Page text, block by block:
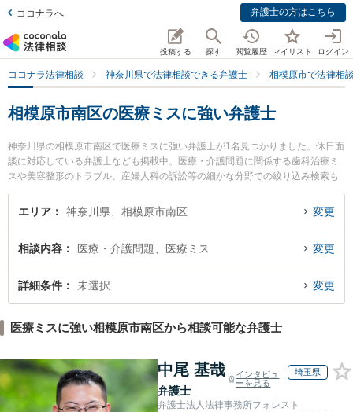
ココナラへ 弁護士の方はこちら
投稿する 探す 閲覧履歴 マイリスト ログイン
ココナラ法律相談 神奈川県で法律相談できる弁護士 相模原市で法律相
相模原市南区の医療ミスに強い弁護士
神奈川県の相模原市南区で医療ミスに強い弁護士が1名見つかりました。休日面
談に対応している弁護士なども掲載中。医療・介護問題に関係する歯科治療ミ
スや美容整形のトラブル、産婦人科の訴訟等の細かな分野での絞り込み検索も
でき便利です。特に德永・國方法律事務所の國方 実弁護士のプロフィール情報
や弁護士費用、強みなどが注目されています。『相模原市南区で土日や夜間に
スを法律相談できる相模原市南区内の弁護士に相談予約したい』などでお困り
の相談者さんにおすすめです。
エリア 神奈川県、相模原市南区 変更
相談内容 医療・介護問題、医療ミス 変更
詳細条件 未選択 変更
医療ミスに強い相模原市南区から相談可能な弁護士
中尾 基哉
弁護士
インタビュ
ーを見る
埼玉県
弁護士法人法律事務所フォレスト